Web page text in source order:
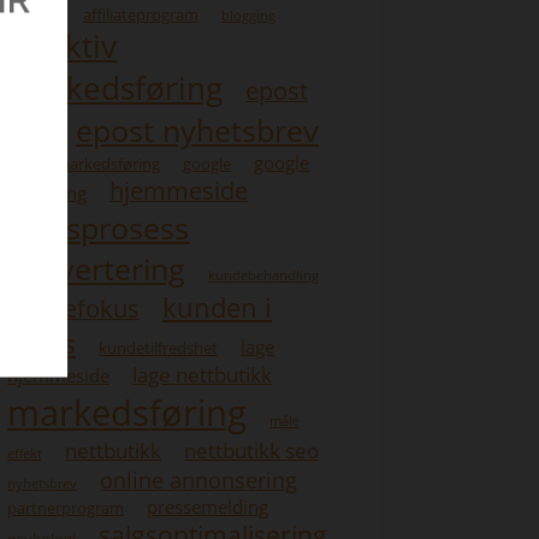
affiliate affiliateprogram blogging
effektiv
markedsføring
epost
epost nyhetsbrev
forum markedsføring google
google
rangering
hjemmeside
kjøpsprosess
konvertering
kundebehandling
kundefokus
kunden i
fokus
kundetilfredshet
lage
hjemmeside
lage nettbutikk
markedsføring
måle
effekt
nettbutikk nettbutikk seo
nyhetsbrev online annonsering
partnerprogram pressemelding